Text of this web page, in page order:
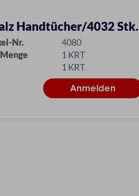
Handtücher/4032 Stk.
Nr.
4080
1 KRT
1 KRT